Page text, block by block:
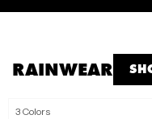
RAINWEAR
3 Colors